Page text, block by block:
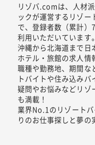
リゾバ.comは、人材
ックが運営するリゾー
で、登録者数（累計
利用いただいています。
沖縄から北海道まで日
ホテル・旅館の求人情
職種や勤務地、期間な
トバイトや住み込み
疑問やお悩みなどリゾ
も満載！
業界No.1のリゾート
りのお仕事探しと夢の